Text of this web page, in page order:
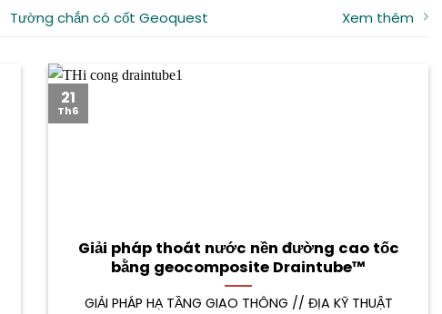
Tường chắn có cốt Geoquest Xem thêm
Giải pháp thoát nước nền đường cao tốc
bằng geocomposite Draintube™
GIẢI PHÁP HẠ TẦNG GIAO THÔNG // ĐỊA KỸ THUẬT
21
Th6